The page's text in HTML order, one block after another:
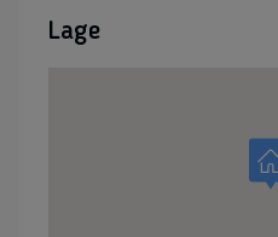
Lage